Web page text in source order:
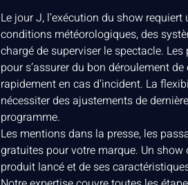
Le jour J, l’exécution du show
conditions météorologiques, des
chargé de superviser le spectacle.
pour s’assurer du bon déroulement
rapidement en cas d’incident. La
nécessiter des ajustements de
programme.
Les mentions dans la presse, les
gratuites pour votre marque. Un
produit lancé et de ses